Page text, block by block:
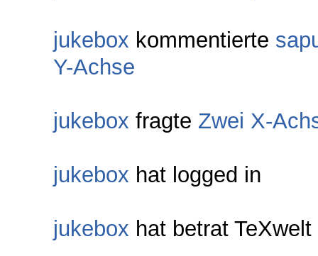
jukebox kommentierte
Y-Achse
jukebox fragte Zwei X-
jukebox hat logged in
jukebox hat betrat